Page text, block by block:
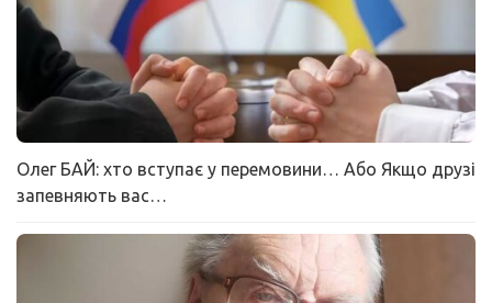
Олег БАЙ: хто вступає у перемовини… Або Якщо друзі
запевняють вас…